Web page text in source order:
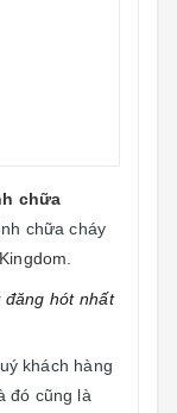
chữa
chữa cháy
Kingdom
đăng hót nhất
khách hàng
đó cũng là